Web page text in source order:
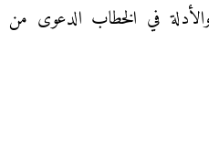
في الخطاب الدعوى من